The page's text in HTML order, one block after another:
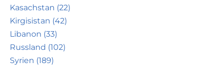
Kasachstan (22)
Kirgisistan (42)
Libanon (33)
Russland (102)
Syrien (189)